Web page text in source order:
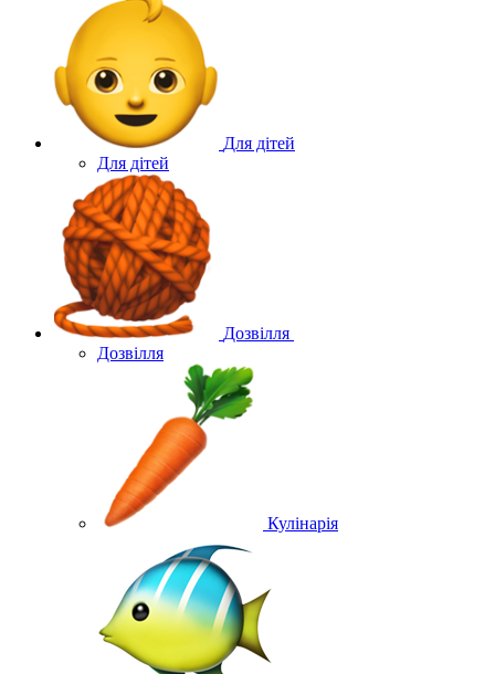
Для дітей
Для дітей
Дозвілля
Дозвілля
Кулінарія